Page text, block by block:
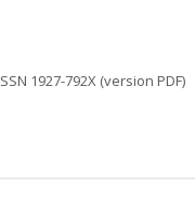
1927-792X (version PDF)